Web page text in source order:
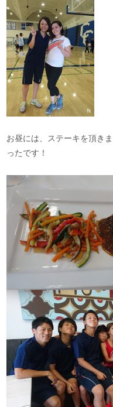
お昼には、ステーキを頂き
ったです！